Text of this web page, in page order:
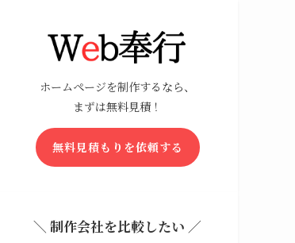
ホームページを制作するなら、
まずは無料見積！
無料見積もりを依頼する
＼ 制作会社を比較したい ／